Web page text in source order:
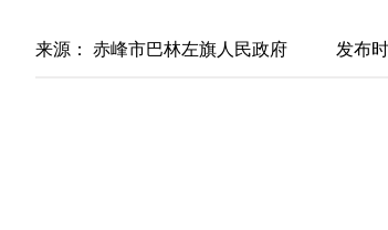
来源： 赤峰市巴林左旗人民政府 发布时